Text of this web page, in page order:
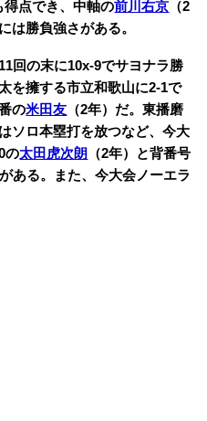
得点でき、中軸の前川右京 （2
は勝負強さがある。
回の末に10x-9でサヨナラ勝
を擁する市立和歌山に2-1で
の米田友 （2年）だ。東播磨
ソロ本塁打を放つなど、今大
の太田虎次朗
（2年）と背番号
ある。また、今大会ノーエラ